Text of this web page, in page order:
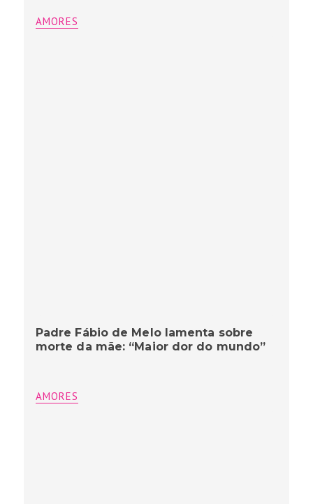
AMORES
Padre Fábio de Melo lamenta sobre
morte da mãe: “Maior dor do mundo”
AMORES